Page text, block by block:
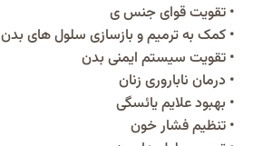
• تقویت قوای جنس ی
• کمک به ترمیم و بازسازی سلول های بدن
• تقویت سیستم ایمنی بدن
• درمان ناباروری زنان
• بهبود علایم یائسگی
• تنظیم فشار خون